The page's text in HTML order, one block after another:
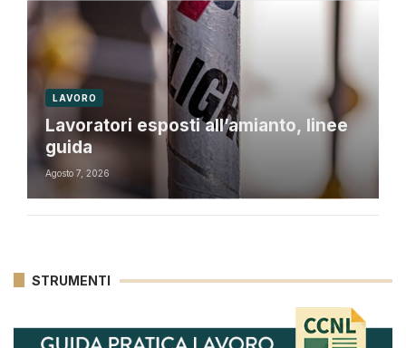
LAVORO
Lavoratori esposti all’amianto, linee
guida
Agosto 7, 2026
STRUMENTI